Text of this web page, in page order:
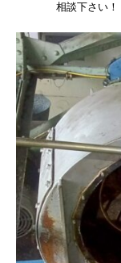
相談下さい！